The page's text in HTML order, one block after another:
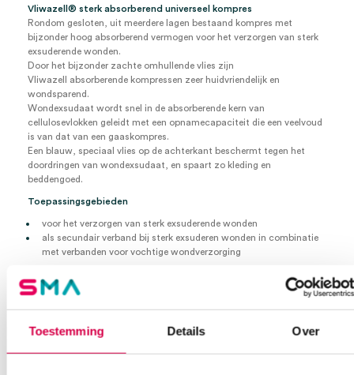
Toestemming Details Over
Vliwazell ® sterk absorberend universeel kompres
Rondom gesloten, uit meerdere lagen bestaand kompres met
bijzonder hoog absorberend vermogen voor het verzorgen van sterk
exsuderende wonden.
Door het bijzonder zachte omhullende vlies zijn
Vliwazell absorberende kompressen zeer huidvriendelijk en
wondsparend.
Wondexsudaat wordt snel in de absorberende kern van
cellulosevlokken geleidt met een opnamecapaciteit die een veelvoud
is van dat van een gaaskompres.
Een blauw, speciaal vlies op de achterkant beschermt tegen het
doordringen van wondexsudaat, en spaart zo kleding en
beddengoed.
Toepassingsgebieden
voor het verzorgen van sterk exsuderende wonden
als secundair verband bij sterk exsuderen wonden in combinatie
met verbanden voor vochtige wondverzorging
Eigenschappen
geïntegreerde verdeellaag voor gelijkmatige verdeling van